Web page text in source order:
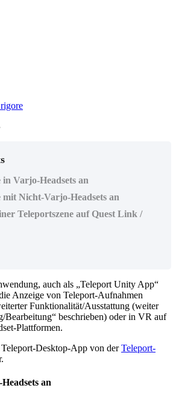
in Varjo-Headsets an
mit Nicht-Varjo-Headsets an
Teleportszene auf Quest Link /
auch als „Teleport Unity App“
Anzeige von Teleport-Aufnahmen
Funktionalität/Ausstattung (weiter
Bearbeitung“ beschrieben) oder in VR auf
Plattformen.
Desktop-App von derTeleport-
an